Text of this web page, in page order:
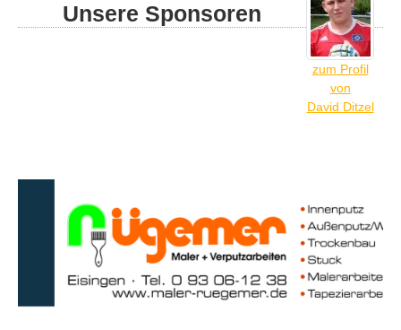
zum Profil
von
David Ditzel
Unsere Sponsoren